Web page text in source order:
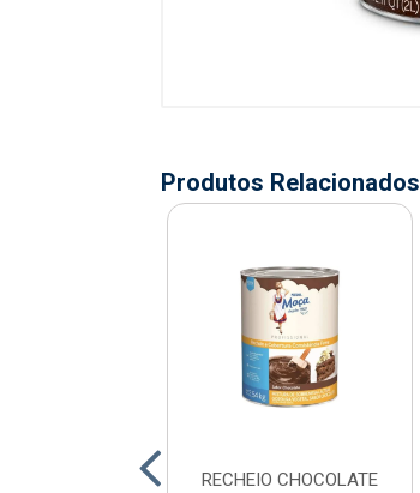
Produtos Relacionados
RECHEIO CHOCOLATE